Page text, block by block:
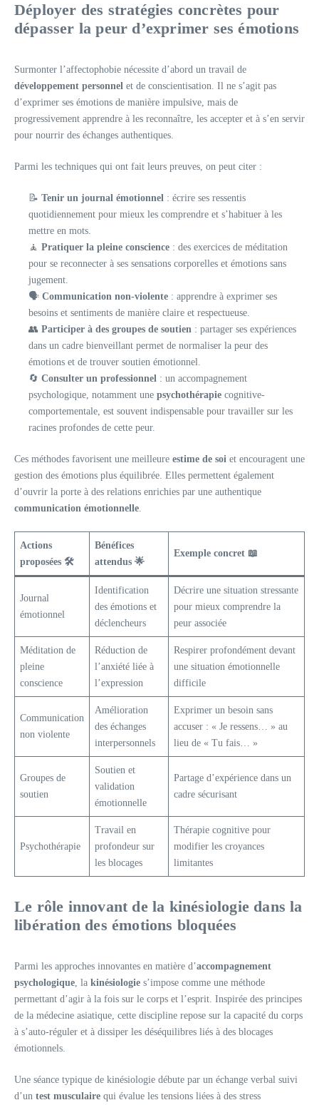
Déployer des stratégies concrètes pour
dépasser la peur d’exprimer ses émotions
Surmonter l’affectophobie nécessite d’abord un travail de
développement personnel et de conscientisation. Il ne s’agit pas
d’exprimer ses émotions de manière impulsive, mais de
progressivement apprendre à les reconnaître, les accepter et à s’en servir
pour nourrir des échanges authentiques.
Parmi les techniques qui ont fait leurs preuves, on peut citer :
📝 Tenir un journal émotionnel : écrire ses ressentis
quotidiennement pour mieux les comprendre et s’habituer à les
mettre en mots.
🧘 Pratiquer la pleine conscience : des exercices de méditation
pour se reconnecter à ses sensations corporelles et émotions sans
jugement.
🗣️ Communication non-violente : apprendre à exprimer ses
besoins et sentiments de manière claire et respectueuse.
👥 Participer à des groupes de soutien : partager ses expériences
dans un cadre bienveillant permet de normaliser la peur des
émotions et de trouver soutien émotionnel.
🔄 Consulter un professionnel : un accompagnement
psychologique, notamment une psychothérapie cognitive-
comportementale, est souvent indispensable pour travailler sur les
racines profondes de cette peur.
Ces méthodes favorisent une meilleure estime de soi et encouragent une
gestion des émotions plus équilibrée. Elles permettent également
d’ouvrir la porte à des relations enrichies par une authentique
communication émotionnelle.
Actions
proposées 🛠️
Bénéfices
attendus 🌟
Exemple concret 📖
Journal
émotionnel
Identification
des émotions et
déclencheurs
Décrire une situation stressante
pour mieux comprendre la
peur associée
Méditation de
pleine
conscience
Réduction de
l’anxiété liée à
l’expression
Respirer profondément devant
une situation émotionnelle
difficile
Communication
non violente
Amélioration
des échanges
interpersonnels
Exprimer un besoin sans
accuser : « Je ressens… » au
lieu de « Tu fais… »
Groupes de
soutien
Soutien et
validation
émotionnelle
Partage d’expérience dans un
cadre sécurisant
Psychothérapie
Travail en
profondeur sur
les blocages
Thérapie cognitive pour
modifier les croyances
limitantes
Le rôle innovant de la kinésiologie dans la
libération des émotions bloquées
Parmi les approches innovantes en matière d’accompagnement
psychologique, la kinésiologie s’impose comme une méthode
permettant d’agir à la fois sur le corps et l’esprit. Inspirée des principes
de la médecine asiatique, cette discipline repose sur la capacité du corps
à s’auto-réguler et à dissiper les déséquilibres liés à des blocages
émotionnels.
Une séance typique de kinésiologie débute par un échange verbal suivi
d’un test musculaire qui évalue les tensions liées à des stress